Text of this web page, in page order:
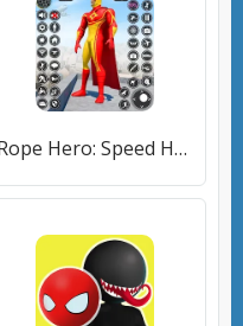
Rope Hero: Speed Hero Games (Роуп Хиро) [МОД Premium] APK Android